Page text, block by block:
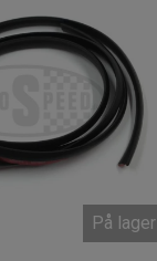
På lager